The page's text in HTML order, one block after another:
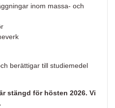
inom massa- och
berättigar till studiemedel
stängd för hösten 2026. Vi